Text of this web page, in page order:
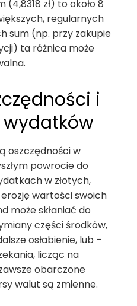
(4,8318 zł) to około 8
regularnych
sum (np. przy zakupie
ta różnica może
i
oszczędności w
powrocie do
w złotych,
wartości swoich
może skłaniać do
części środków,
osłabienie, lub –
licząc na
obarczone
walut są zmienne.